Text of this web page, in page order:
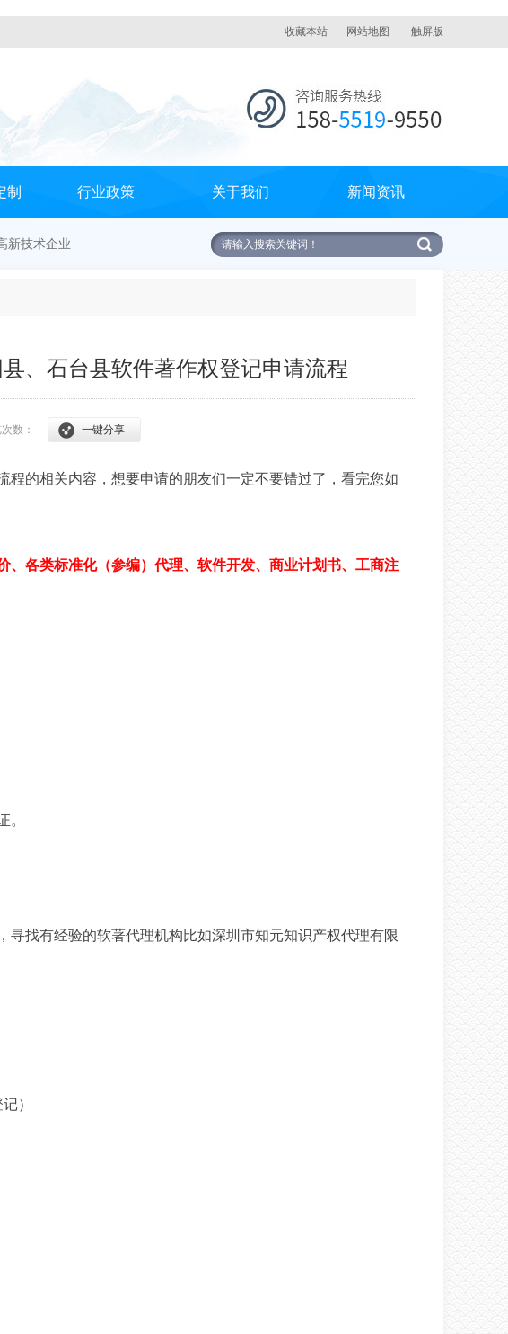
收藏本站 网站地图 触屏版
制 行业政策 关于我们 新闻资讯
新技术企业
、石台县软件著作权登记申请流程
数： 一键分享
程的相关内容，想要申请的朋友们一定不要错过了，看完您如
、各类标准化（参编）代理、软件开发、商业计划书、工商注
。
找有经验的软著代理机构比如深圳市知元知识产权代理有限
）